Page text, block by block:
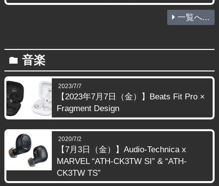
一覧へ...
folder 音楽
2023/7/7
【2023年7月7日（金）】Beats Fit Pro ×
Fragment Design
2020/7/2
【7月3日（金）】Audio-Technica x
MARVEL “ATH-CK3TW SI” & “ATH-
CK3TW TS”